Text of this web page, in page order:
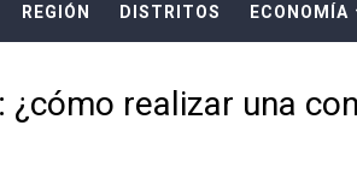
edición del concurso nacional
del OSIPTEL estuvieron
10 atenciones a usuarios de La
PRESTÓ JURAMENTO COMO
REGIÓN DISTRITOS ECONOMÍA
¿cómo realizar una